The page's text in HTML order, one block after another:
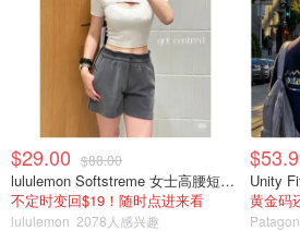
$29.00 $88.00
lululemon Softstreme 女士高腰短裤 10cm
不定时变回$19！随时点进来看
lululemon 2078人感兴趣
Unity
黄金码